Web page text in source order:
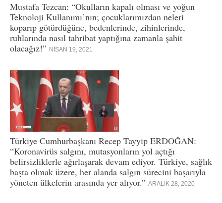
Mustafa Tezcan: “Okulların kapalı olması ve yoğun
Teknoloji Kullanımı’nın; çocuklarımızdan neleri
koparıp götürdüğüne, bedenlerinde, zihinlerinde,
ruhlarında nasıl tahribat yaptığına zamanla şahit
olacağız!” NISAN 19, 2021
Türkiye Cumhurbaşkanı Recep Tayyip ERDOĞAN:
“Koronavirüs salgını, mutasyonların yol açtığı
belirsizliklerle ağırlaşarak devam ediyor. Türkiye, sağlık
başta olmak üzere, her alanda salgın sürecini başarıyla
yöneten ülkelerin arasında yer alıyor.” ARALIK 28, 2020